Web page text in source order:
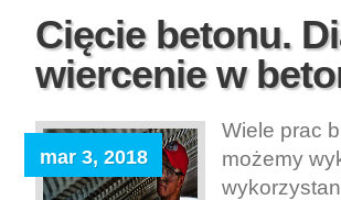
Cięcie betonu.
wiercenie w
mar 3, 2018
Wiele prac
możemy